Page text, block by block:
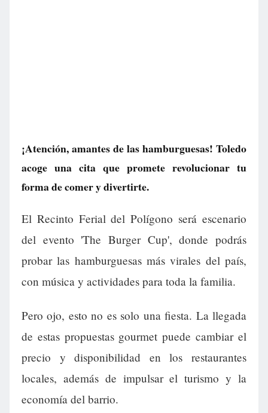
¡Atención, amantes de las hamburguesas! Toledo
acoge una cita que promete revolucionar tu
forma de comer y divertirte.
El Recinto Ferial del Polígono será escenario
del evento 'The Burger Cup', donde podrás
probar las hamburguesas más virales del país,
con música y actividades para toda la familia.
Pero ojo, esto no es solo una fiesta. La llegada
de estas propuestas gourmet puede cambiar el
precio y disponibilidad en los restaurantes
locales, además de impulsar el turismo y la
economía del barrio.